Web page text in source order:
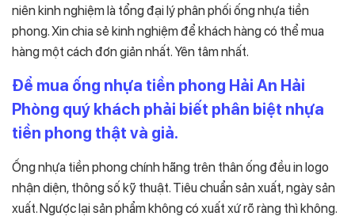
niên kinh nghiệm là tổng đại lý phân phối ống nhựa tiền
phong. Xin chia sẻ kinh nghiệm để khách hàng có thể mua
hàng một cách đơn giản nhất. Yên tâm nhất.
Để mua ống nhựa tiền phong Hải An Hải
Phòng quý khách phải biết phân biệt nhựa
tiền phong thật và giả.
Ống nhựa tiền phong chính hãng trên thân ống đều in logo
nhận diện, thông số kỹ thuật. Tiêu chuẩn sản xuất, ngày sản
xuất. Ngược lại sản phẩm không có xuất xứ rõ ràng thì không.